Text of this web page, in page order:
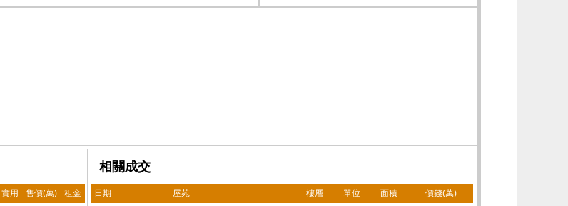
實用 售價(萬) 租金
相關成交
日期 屋苑 樓層 單位 面積 價錢(萬)